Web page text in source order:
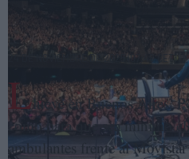
Silvio Rodríguez saluda al público
casi una década, durante su
octubre de 2025. KALORAN SANTOS
24 DE NOVIEMBRE DE 2025 (07:48 CET)
Llueve en Buenos Aires.
como para que sea mínimo
ambulantes frente al